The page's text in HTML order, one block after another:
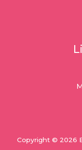
Copyright © 2026